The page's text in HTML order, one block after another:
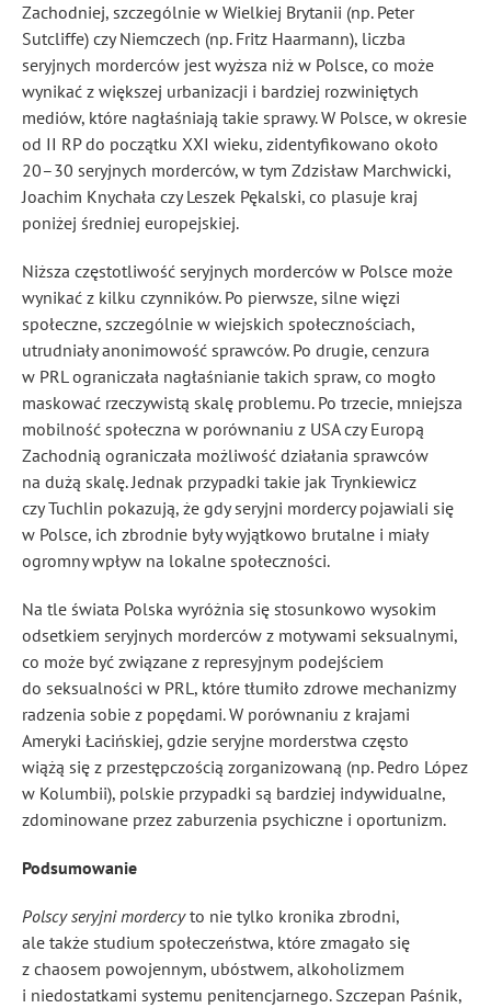
Zachodniej, szczególnie w Wielkiej Brytanii (np. Peter
Sutcliffe) czy Niemczech (np. Fritz Haarmann), liczba
seryjnych morderców jest wyższa niż w Polsce, co może
wynikać z większej urbanizacji i bardziej rozwiniętych
mediów, które nagłaśniają takie sprawy. W Polsce, w okresie
od II RP do początku XXI wieku, zidentyfikowano około
20–30 seryjnych morderców, w tym Zdzisław Marchwicki,
Joachim Knychała czy Leszek Pękalski, co plasuje kraj
poniżej średniej europejskiej.
Niższa częstotliwość seryjnych morderców w Polsce może
wynikać z kilku czynników. Po pierwsze, silne więzi
społeczne, szczególnie w wiejskich społecznościach,
utrudniały anonimowość sprawców. Po drugie, cenzura
w PRL ograniczała nagłaśnianie takich spraw, co mogło
maskować rzeczywistą skalę problemu. Po trzecie, mniejsza
mobilność społeczna w porównaniu z USA czy Europą
Zachodnią ograniczała możliwość działania sprawców
na dużą skalę. Jednak przypadki takie jak Trynkiewicz
czy Tuchlin pokazują, że gdy seryjni mordercy pojawiali się
w Polsce, ich zbrodnie były wyjątkowo brutalne i miały
ogromny wpływ na lokalne społeczności.
Na tle świata Polska wyróżnia się stosunkowo wysokim
odsetkiem seryjnych morderców z motywami seksualnymi,
co może być związane z represyjnym podejściem
do seksualności w PRL, które tłumiło zdrowe mechanizmy
radzenia sobie z popędami. W porównaniu z krajami
Ameryki Łacińskiej, gdzie seryjne morderstwa często
wiążą się z przestępczością zorganizowaną (np. Pedro López
w Kolumbii), polskie przypadki są bardziej indywidualne,
zdominowane przez zaburzenia psychiczne i oportunizm.
Podsumowanie
Polscy seryjni mordercyto nie tylko kronika zbrodni,
ale także studium społeczeństwa, które zmagało się
z chaosem powojennym, ubóstwem, alkoholizmem
i niedostatkami systemu penitencjarnego. Szczepan Paśnik,